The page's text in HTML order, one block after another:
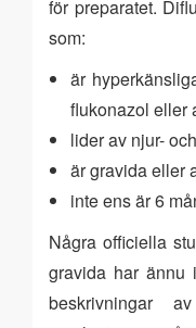
för preparatet.
som:
är
flukonazol eller
lider av njur-
är gravida eller
inte ens är 6
Några officiella
gravida har ännu
beskrivningar